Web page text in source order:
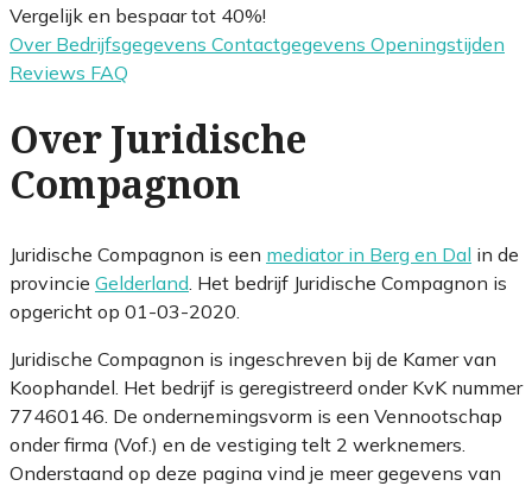
Vergelijk en bespaar tot 40%!
Over Bedrijfsgegevens Contactgegevens Openingstijden
Reviews FAQ
Over Juridische
Compagnon
Juridische Compagnon is een mediator in Berg en Dal in de
provincie Gelderland . Het bedrijf Juridische Compagnon is
opgericht op 01-03-2020.
Juridische Compagnon is ingeschreven bij de Kamer van
Koophandel. Het bedrijf is geregistreerd onder KvK nummer
77460146. De ondernemingsvorm is een Vennootschap
onder firma (Vof.) en de vestiging telt 2 werknemers.
Onderstaand op deze pagina vind je meer gegevens van